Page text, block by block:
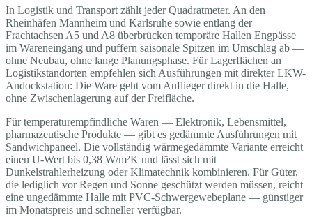
In Logistik und Transport zählt jeder Quadratmeter. An den
Rheinhäfen Mannheim und Karlsruhe sowie entlang der
Frachtachsen A5 und A8 überbrücken temporäre Hallen Engpässe
im Wareneingang und puffern saisonale Spitzen im Umschlag ab —
ohne Neubau, ohne lange Planungsphase. Für Lagerflächen an
Logistikstandorten empfehlen sich Ausführungen mit direkter LKW-
Andockstation: Die Ware geht vom Auflieger direkt in die Halle,
ohne Zwischenlagerung auf der Freifläche.
Für temperaturempfindliche Waren — Elektronik, Lebensmittel,
pharmazeutische Produkte — gibt es gedämmte Ausführungen mit
Sandwichpaneel. Die vollständig wärmegedämmte Variante erreicht
einen U-Wert bis 0,38 W/m²K und lässt sich mit
Dunkelstrahlerheizung oder Klimatechnik kombinieren. Für Güter,
die lediglich vor Regen und Sonne geschützt werden müssen, reicht
eine ungedämmte Halle mit PVC-Schwergewebeplane — günstiger
im Monatspreis und schneller verfügbar.